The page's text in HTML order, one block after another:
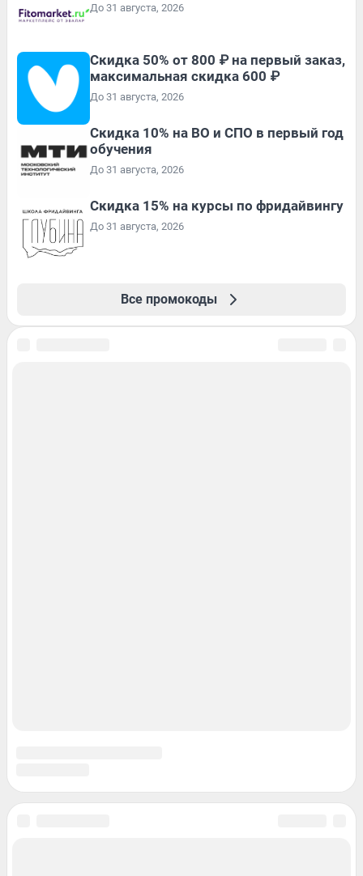
До 31 августа, 2026
Скидка 50% от 800 ₽ на первый заказ,
максимальная скидка 600 ₽
До 31 августа, 2026
Скидка 10% на ВО и СПО в первый год
обучения
До 31 августа, 2026
Скидка 15% на курсы по фридайвингу
До 31 августа, 2026
Все промокоды